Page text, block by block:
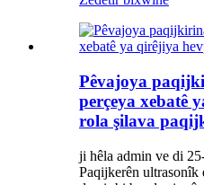
Pêvajoya
perçeya xebatê
rola şilava
ji hêla admin ve di
Paqijkerên